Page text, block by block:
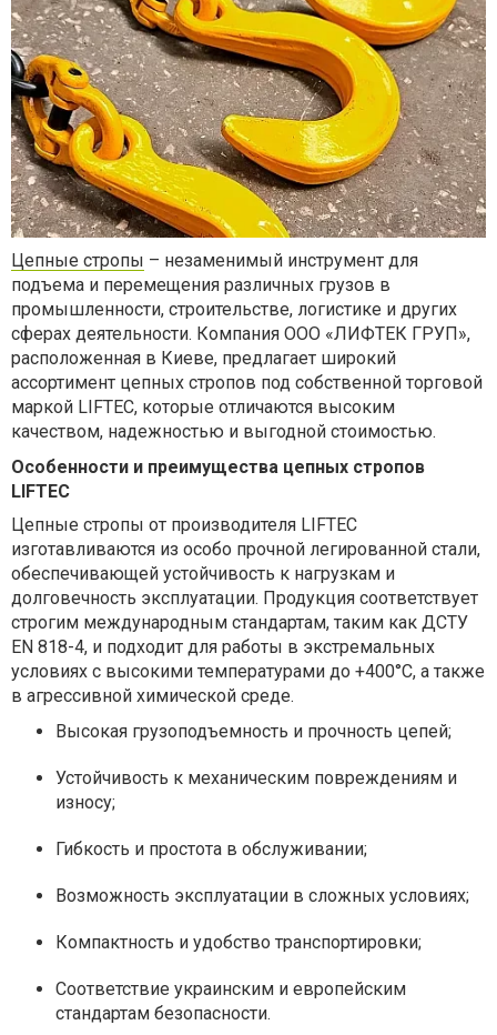
Цепные стропы – незаменимый инструмент для
подъема и перемещения различных грузов в
промышленности, строительстве, логистике и других
сферах деятельности. Компания ООО «ЛИФТЕК ГРУП»,
расположенная в Киеве, предлагает широкий
ассортимент цепных стропов под собственной торговой
маркой LIFTEC, которые отличаются высоким
качеством, надежностью и выгодной стоимостью.
Особенности и преимущества цепных стропов
LIFTEC
Цепные стропы от производителя LIFTEC
изготавливаются из особо прочной легированной стали,
обеспечивающей устойчивость к нагрузкам и
долговечность эксплуатации. Продукция соответствует
строгим международным стандартам, таким как ДСТУ
EN 818-4, и подходит для работы в экстремальных
условиях с высокими температурами до +400°C, а также
в агрессивной химической среде.
Высокая грузоподъемность и прочность цепей;
Устойчивость к механическим повреждениям и
износу;
Гибкость и простота в обслуживании;
Возможность эксплуатации в сложных условиях;
Компактность и удобство транспортировки;
Соответствие украинским и европейским
стандартам безопасности.